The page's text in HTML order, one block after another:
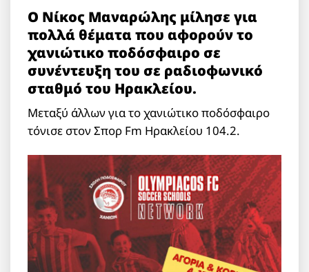
Ο Νίκος Μαναρώλης μίλησε για
πολλά θέματα που αφορούν το
χανιώτικο ποδόσφαιρο σε
συνέντευξη του σε ραδιοφωνικό
σταθμό του Ηρακλείου.
Μεταξύ άλλων για το χανιώτικο ποδόσφαιρο
τόνισε στον Σπορ Fm Ηρακλείου 104.2.